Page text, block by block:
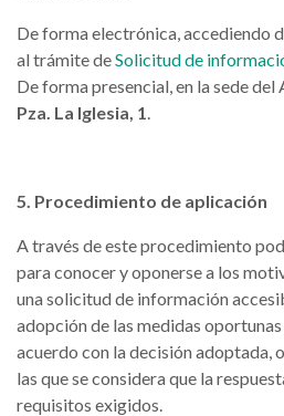
De forma electrónica, accediendo
al trámite deSolicitud de
De forma presencial, en la sede
Pza. La Iglesia, 1.
5. Procedimiento de aplicación
A través de este procedimiento
para conocer y oponerse a los
una solicitud de información
adopción de las medidas
acuerdo con la decisión adoptada,
las que se considera que la
requisitos exigidos.